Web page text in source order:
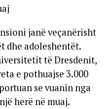
janë veçanërisht
dhe adoleshentët.
të Dresdenit,
e pothuajse 3.000
se vuanin nga
herë në muaj.